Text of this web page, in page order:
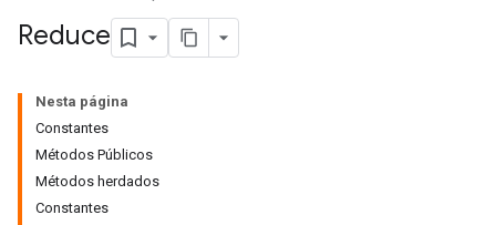
Reduce
Nesta página
Constantes
Métodos Públicos
Métodos herdados
Constantes